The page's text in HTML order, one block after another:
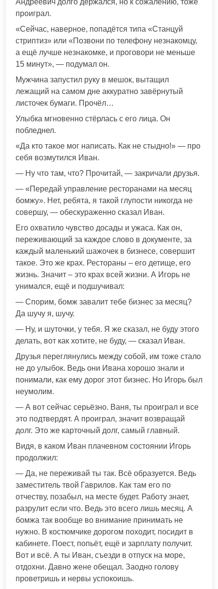
Андреевич долго держался, но к сожалению, тоже
проиграл.
«Сейчас, наверное, попадётся типа «Станцуй
стриптиз» или «Позвони по телефону незнакомцу,
а ещё лучше незнакомке, и проговори не меньше
15 минут», — подумал он.
Мужчина запустил руку в мешок, вытащил
лежащий на самом дне аккуратно завёрнутый
листочек бумаги. Прочёл…
Улыбка мгновенно стёрлась с его лица. Он
побледнел.
«Да кто такое мог написать. Как не стыдно!» — про
себя возмутился Иван.
— Ну что там, что? Прочитай, — закричали друзья.
— «Передай управление ресторанами на месяц
бомжу». Нет, ребята, я такой глупости никогда не
совершу, — обескураженно сказал Иван.
Его охватило чувство досады и ужаса. Как он,
переживающий за каждое слово в документе, за
каждый маленький шажочек в бизнесе, совершит
такое. Это же крах. Рестораны – его детище, его
жизнь. Значит – это крах всей жизни. А Игорь не
унимался, ещё и подшучивал:
— Спорим, бомж завалит тебе бизнес за месяц?
Да шучу я, шучу.
— Ну, и шуточки, у тебя. Я же сказал, не буду этого
делать, вот как хотите, не буду, — сказал Иван.
Друзья переглянулись между собой, им тоже стало
не до улыбок. Ведь они Ивана хорошо знали и
понимали, как ему дорог этот бизнес. Но Игорь был
неумолим.
— А вот сейчас серьёзно. Ваня, ты проиграл и все
это подтвердят. А проиграл, значит возвращай
долг. Это же карточный долг, самый главный.
Видя, в каком Иван плачевном состоянии Игорь
продолжил:
— Да, не переживай ты так. Всё образуется. Ведь
заместитель твой Гаврилов. Как там его по
отчеству, позабыл, на месте будет. Работу знает,
разрулит если что. Ведь это всего лишь месяц. А
бомжа так вообще во внимание принимать не
нужно. В костюмчике дорогом походит, посидит в
кабинете. Поест, попьёт, ещё и зарплату получит.
Вот и всё. А ты Иван, съезди в отпуск на море,
отдохни. Давно жене обещал. Заодно голову
проветришь и нервы успокоишь.